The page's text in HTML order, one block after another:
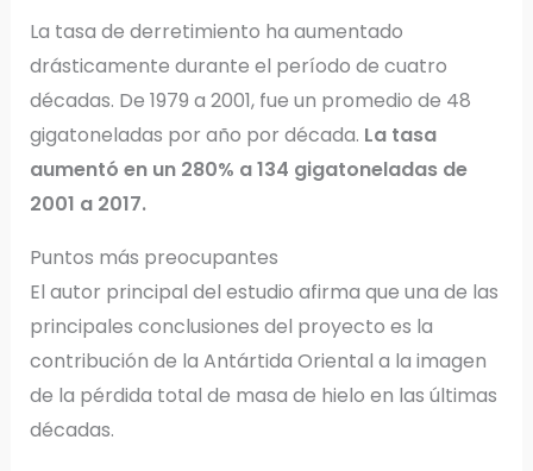
La tasa de derretimiento ha aumentado
drásticamente durante el período de cuatro
décadas. De 1979 a 2001, fue un promedio de 48
gigatoneladas por año por década. La tasa
aumentó en un 280% a 134 gigatoneladas de
2001 a 2017.
Puntos más preocupantes
El autor principal del estudio afirma que una de las
principales conclusiones del proyecto es la
contribución de la Antártida Oriental a la imagen
de la pérdida total de masa de hielo en las últimas
décadas.